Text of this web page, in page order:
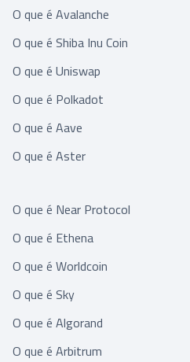
O que é Avalanche
O que é Shiba Inu Coin
O que é Uniswap
O que é Polkadot
O que é Aave
O que é Aster
O que é Near Protocol
O que é Ethena
O que é Worldcoin
O que é Sky
O que é Algorand
O que é Arbitrum